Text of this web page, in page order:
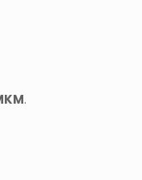
.